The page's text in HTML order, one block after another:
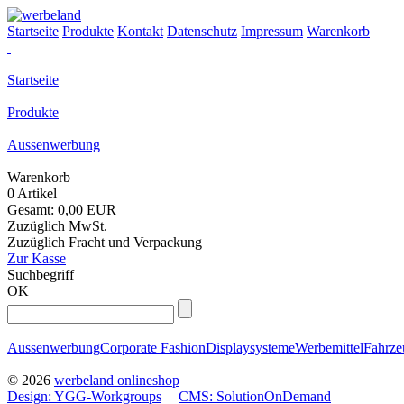
Startseite Produkte Kontakt Datenschutz Impressum Warenkorb
Startseite
Produkte
Aussenwerbung
Warenkorb
0 Artikel
Gesamt: 0,00 EUR
Zuzüglich MwSt.
Zuzüglich Fracht und Verpackung
Zur Kasse
Suchbegriff
OK
AussenwerbungCorporate FashionDisplaysystemeWerbemittel
© 2026 werbeland onlineshop
Design: YGG-Workgroups | CMS: SolutionOnDemand